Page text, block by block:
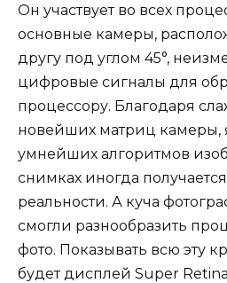
Он участвует во всех
основные камеры,
другу под углом 45°,
цифровые сигналы для
процессору. Благодаря
новейших матриц камеры,
умнейших алгоритмов
снимках иногда
реальности. А куча
смогли разнообразить
фото. Показывать всю эту
будет дисплей Super